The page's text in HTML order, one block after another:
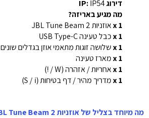
דירוג IP:IP54
מה מגיע באריזה?
1 x אוזניות JBL Tune Beam 2
1 x כבל טעינה USB Type-C
1 x שלושה זוגות מתאמי אוזן בגדלים שונים
1 x מארז טעינה
1 x אחריות / אזהרה (W / !)
1 x מדריך מהיר / דף בטיחות (S / i)
מה מיוחד בצליל של אוזניות JBL Tune Beam 2?